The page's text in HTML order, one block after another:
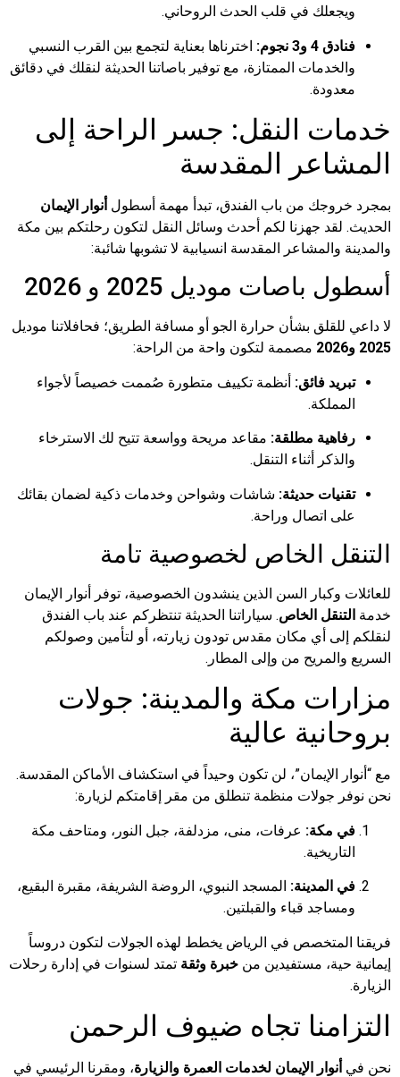
ويجعلك في قلب الحدث الروحاني.
فنادق 4 و3 نجوم:
اخترناها بعناية لتجمع بين القرب النسبي
والخدمات الممتازة، مع توفير باصاتنا الحديثة لنقلك في دقائق
معدودة.
خدمات النقل: جسر الراحة إلى
المشاعر المقدسة
بمجرد خروجك من باب الفندق، تبدأ مهمة أسطول أنوار الإيمان
الحديث. لقد جهزنا لكم أحدث وسائل النقل لتكون رحلتكم بين مكة
والمدينة والمشاعر المقدسة انسيابية لا تشوبها شائبة:
أسطول باصات موديل 2025 و 2026
لا داعي للقلق بشأن حرارة الجو أو مسافة الطريق؛ فحافلاتنا موديل
2025 و2026
مصممة لتكون واحة من الراحة:
تبريد فائق: أنظمة تكييف متطورة صُممت خصيصاً لأجواء
المملكة.
رفاهية مطلقة: مقاعد مريحة وواسعة تتيح لك الاسترخاء
والذكر أثناء التنقل.
تقنيات حديثة: شاشات وشواحن وخدمات ذكية لضمان بقائك
على اتصال وراحة.
التنقل الخاص لخصوصية تامة
للعائلات وكبار السن الذين ينشدون الخصوصية، توفر أنوار الإيمان
خدمة التنقل الخاص. سياراتنا الحديثة تنتظركم عند باب الفندق
لنقلكم إلى أي مكان مقدس تودون زيارته، أو لتأمين وصولكم
السريع والمريح من وإلى المطار.
مزارات مكة والمدينة: جولات
بروحانية عالية
مع “أنوار الإيمان”، لن تكون وحيداً في استكشاف الأماكن المقدسة.
نحن نوفر جولات منظمة تنطلق من مقر إقامتكم لزيارة:
في مكة: عرفات، منى، مزدلفة، جبل النور، ومتاحف مكة
التاريخية.
في المدينة: المسجد النبوي، الروضة الشريفة، مقبرة البقيع،
ومساجد قباء والقبلتين.
فريقنا المتخصص في الرياض يخطط لهذه الجولات لتكون دروساً
إيمانية حية، مستفيدين من خبرة وثقة تمتد لسنوات في إدارة رحلات
الزيارة.
التزامنا تجاه ضيوف الرحمن
نحن في أنوار الإيمان لخدمات العمرة والزيارة، ومقرنا الرئيسي في